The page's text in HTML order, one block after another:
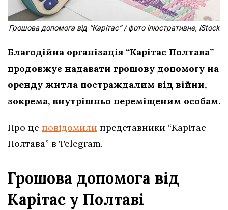
Грошова допомога від “Карітас” / фото ілюстративне, iStock
Благодійна організація “Карітас Полтава”
продовжує надавати грошову допомогу на
оренду житла постраждалим від війни,
зокрема, внутрішньо переміщеним особам.
Про це повідомили представники “Карітас
Полтава” в Telegram.
Грошова допомога від
Карітас у Полтаві